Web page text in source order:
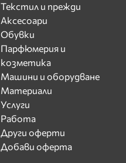
Текстил и прежди
Аксесоари
Обувки
Парфюмерия и
козметика
Машини и оборудване
Материали
Услуги
Работа
Други оферти
Добави оферта